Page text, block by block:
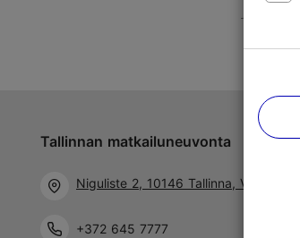
Tallinnan matkailuneuvonta
Niguliste 2, 10146 Tallinna, Viro
+372 645 7777